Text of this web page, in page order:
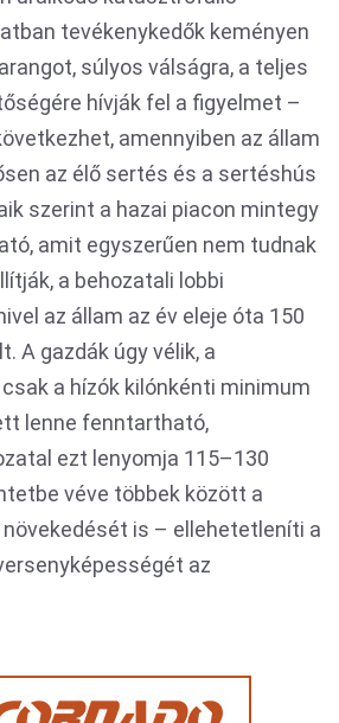
tevékenykedők keményen
súlyos válságra, a teljes
hívják fel a figyelmet –
amennyiben az állam
az élő sertés és a sertéshús
szerint a hazai piacon mintegy
amit egyszerűen nem tudnak
a behozatali lobbi
az állam az év eleje óta 150
A gazdák úgy vélik, a
a hízók kilónkénti minimum
lenne fenntartható,
ezt lenyomja 115–130
véve többek között a
is – ellehetetleníti a
az